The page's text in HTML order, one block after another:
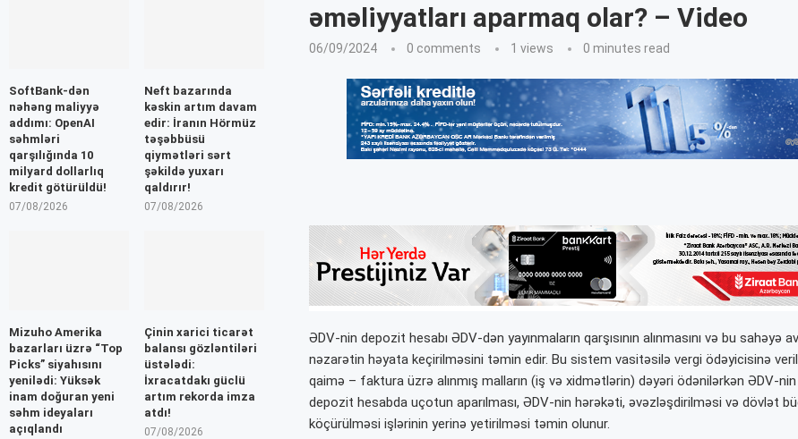
əməliyyatları aparmaq olar? – Video
06/09/2024 0 comments 1 views 0 minutes read
ƏDV-nin depozit hesabı ƏDV-dən yayınmaların qarşısının alınmasını və bu sahəyə
nəzarətin həyata keçirilməsini təmin edir. Bu sistem vasitəsilə vergi ödəyicisinə
qaimə – faktura üzrə alınmış malların (iş və xidmətlərin) dəyəri ödənilərkən ƏDV-
depozit hesabda uçotun aparılması, ƏDV-nin hərəkəti, əvəzləşdirilməsi və dövlət
köçürülməsi işlərinin yerinə yetirilməsi təmin olunur.
SoftBank-dən
nəhəng maliyyə
addımı: OpenAI
səhmləri
qarşılığında 10
milyard dollarlıq
kredit götürüldü!
07/08/2026
Neft bazarında
kəskin artım davam
edir: İranın Hörmüz
təşəbbüsü
qiymətləri sərt
şəkildə yuxarı
qaldırır!
07/08/2026
Mizuho Amerika
bazarları üzrə “Top
Picks” siyahısını
yenilədi: Yüksək
inam doğuran yeni
səhm ideyaları
açıqlandı
Çinin xarici ticarət
balansı gözləntiləri
üstələdi:
İxracatdakı güclü
artım rekorda imza
atdı!
07/08/2026